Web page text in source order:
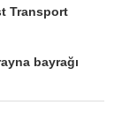
Transport
bayrağı